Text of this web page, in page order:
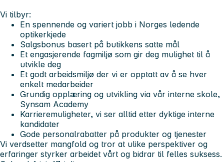
Vi tilbyr:
En spennende og variert jobb i Norges ledende
optikerkjede
Salgsbonus basert på butikkens satte mål
Et engasjerende fagmiljø som gir deg mulighet til å
utvikle deg
Et godt arbeidsmiljø der vi er opptatt av å se hver
enkelt medarbeider
Grundig opplæring og utvikling via vår interne skole,
Synsam Academy
Karrieremuligheter, vi ser alltid etter dyktige interne
kandidater
Gode personalrabatter på produkter og tjenester
Vi verdsetter mangfold og tror at ulike perspektiver og
erfaringer styrker arbeidet vårt og bidrar til felles suksess.